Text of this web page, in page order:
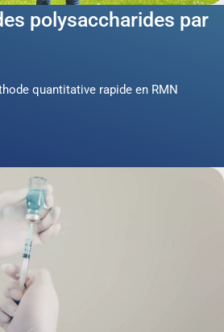
polysaccharides par
quantitative rapide en RMN